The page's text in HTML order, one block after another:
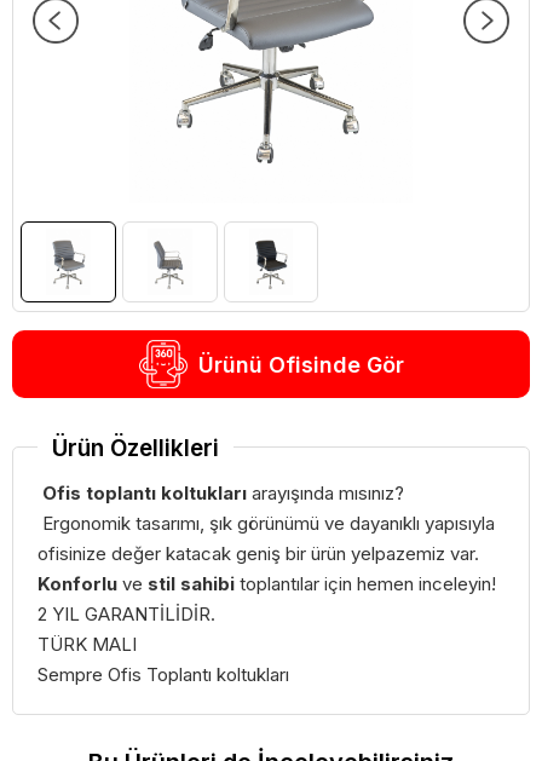
Ürünü Ofisinde Gör
Ürün Özellikleri
Ofis toplantı koltukları arayışında mısınız?
Ergonomik tasarımı, şık görünümü ve dayanıklı yapısıyla
ofisinize değer katacak geniş bir ürün yelpazemiz var.
Konforlu ve stil sahibi toplantılar için hemen inceleyin!
2 YIL GARANTİLİDİR.
TÜRK MALI
Sempre Ofis Toplantı koltukları